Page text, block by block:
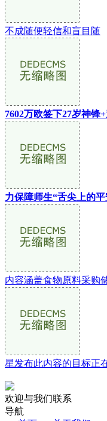
不成随便轻信和盲目随
7602万欧签下27岁神锋
力保障师生“舌尖上的平
内容涵盖食物原料采购
星发布此内容的目标正
欢迎与我们联系
导航